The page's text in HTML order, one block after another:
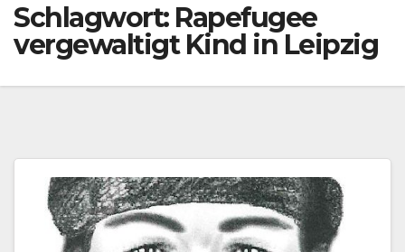
Schlagwort: Rapefugee
vergewaltigt Kind in Leipzig